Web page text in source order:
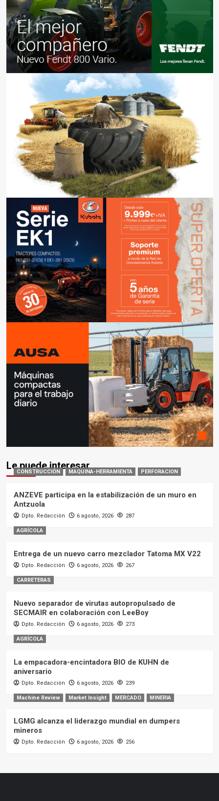
Le puede interesar
CONSTRUCCIÓN MAQUINA-HERRAMIENTA PERFORACION
ANZEVE participa en la estabilización de un muro en
Antzuola
Dpto. Redacción 6 agosto, 2026 287
AGRÍCOLA
Entrega de un nuevo carro mezclador Tatoma MX V22
Dpto. Redacción 6 agosto, 2026 267
CARRETERAS
Nuevo separador de virutas autopropulsado de
SECMAIR en colaboración con LeeBoy
Dpto. Redacción 6 agosto, 2026 273
AGRÍCOLA
La empacadora-encintadora BIO de KUHN de
aniversario
Dpto. Redacción 6 agosto, 2026 239
Machine Review Market Insight MERCADO MINERIA
LGMG alcanza el liderazgo mundial en dumpers
mineros
Dpto. Redacción 6 agosto, 2026 256